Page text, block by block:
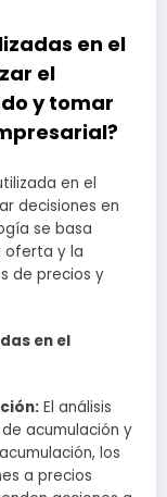
en el
el
y tomar
en el
decisiones en
se basa
oferta y la
de precios y
en el
El análisis
acumulación y
los
a precios